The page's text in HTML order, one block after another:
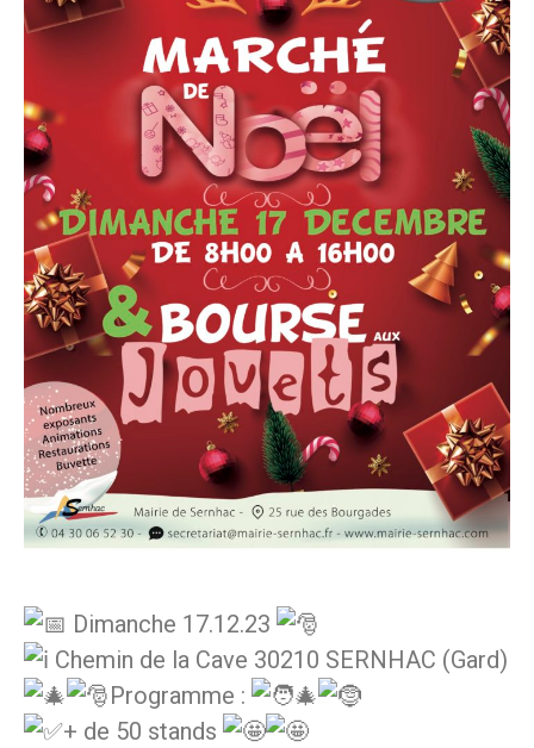
Dimanche 17.12.23
Chemin de la Cave 30210 SERNHAC (Gard)
Programme :
+ de 50 stands